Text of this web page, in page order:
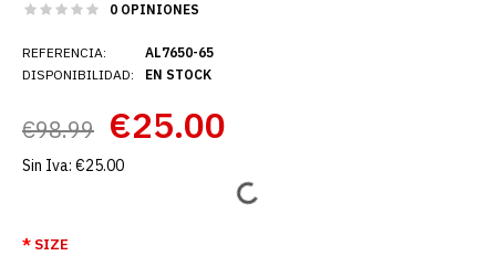
0 OPINIONES
REFERENCIA:
DISPONIBILIDAD:
AL7650-65
EN STOCK
€98.99 €25.00
Sin Iva: €25.00
SIZE